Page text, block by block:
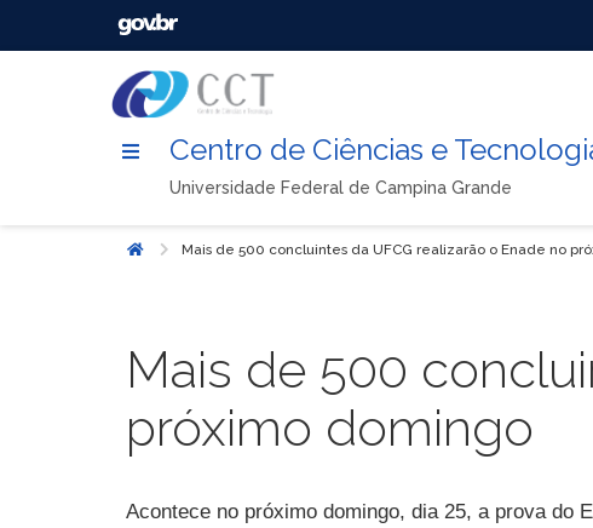
Centro de Ciências e
Universidade Federal de Campina Grande
Início Mais de 500 concluintes da UFCG realizarão o Enade no
Mais de 500
próximo domingo
Acontece no próximo domingo, dia 25, a prova do